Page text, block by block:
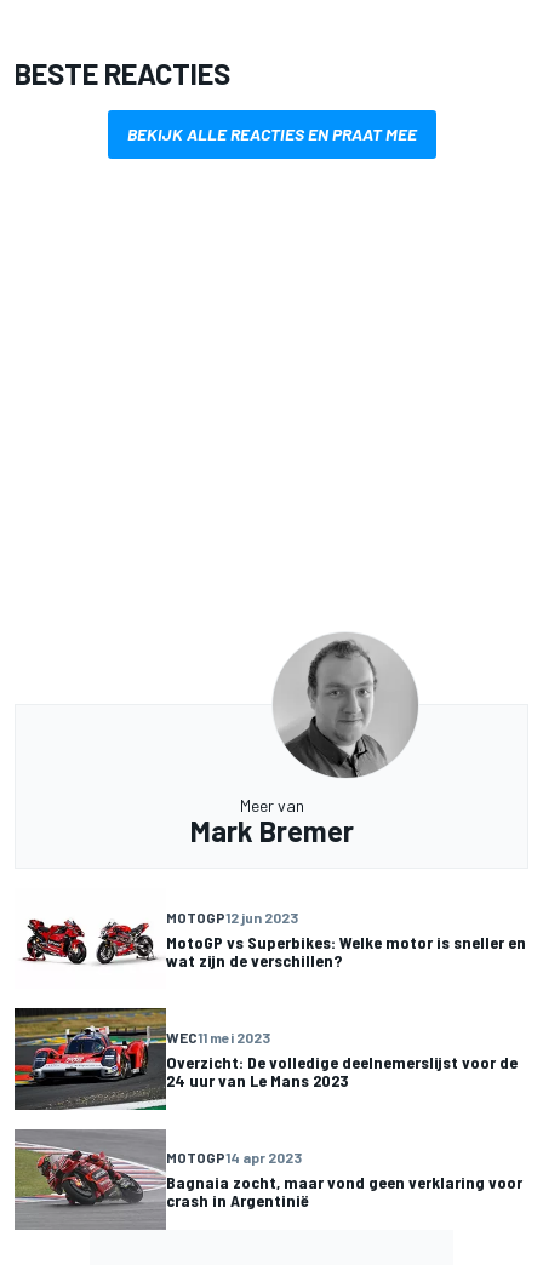
BESTE REACTIES
BEKIJK ALLE REACTIES EN PRAAT MEE
Meer van
Mark Bremer
MOTOGP12 jun 2023
MotoGP vs Superbikes: Welke motor is sneller en
wat zijn de verschillen?
WEC11 mei 2023
Overzicht: De volledige deelnemerslijst voor de
24 uur van Le Mans 2023
MOTOGP14 apr 2023
Bagnaia zocht, maar vond geen verklaring voor
crash in Argentinië